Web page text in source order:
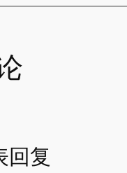
回复